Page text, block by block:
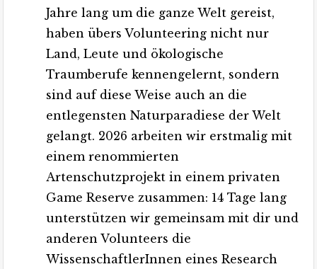
Jahre lang um die ganze Welt gereist,
haben übers Volunteering nicht nur
Land, Leute und ökologische
Traumberufe kennengelernt, sondern
sind auf diese Weise auch an die
entlegensten Naturparadiese der Welt
gelangt. 2026 arbeiten wir erstmalig mit
einem renommierten
Artenschutzprojekt in einem privaten
Game Reserve zusammen: 14 Tage lang
unterstützen wir gemeinsam mit dir und
anderen Volunteers die
WissenschaftlerInnen eines Research